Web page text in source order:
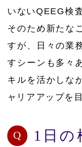
いないQEEG検
そのため新たな
すが、日々の業
すシーンも多々
キルを活かしな
ャリアアップを
1日の